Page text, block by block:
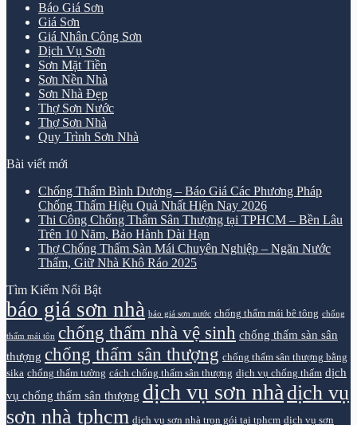
Báo Giá Sơn
Giá Sơn
Giá Nhân Công Sơn
Dịch Vụ Sơn
Sơn Mặt Tiền
Sơn Nền Nhà
Sơn Nhà Đẹp
Thợ Sơn Nước
Thợ Sơn Nhà
Quy Trình Sơn Nhà
Bài viết mới
Chống Thấm Bình Dương – Báo Giá Các Phương Pháp
Chống Thấm Hiệu Quả Nhất Hiện Nay 2026
Thi Công Chống Thấm Sân Thượng tại TPHCM – Bền Lâu
Trên 10 Năm, Bảo Hành Dài Hạn
Thợ Chống Thấm Sàn Mái Chuyên Nghiệp – Ngăn Nước
Thấm, Giữ Nhà Khô Ráo 2025
Tìm Kiếm Nổi Bật
báo giá sơn nhà báo giá sơn nước chống thấm mái bê tông chống
thấm mái tôn chống thấm nhà vệ sinh chống thấm sàn sân
thượng chống thấm sân thượng chống thấm sân thượng bằng
sika chống thấm tường cách chống thấm sân thượng dịch vụ chống thấm dịch
vụ chống thấm sân thượng dịch vụ sơn nhà dịch vụ
sơn nhà tphcm dịch vụ sơn nhà trọn gói tại tphcm dịch vụ sơn